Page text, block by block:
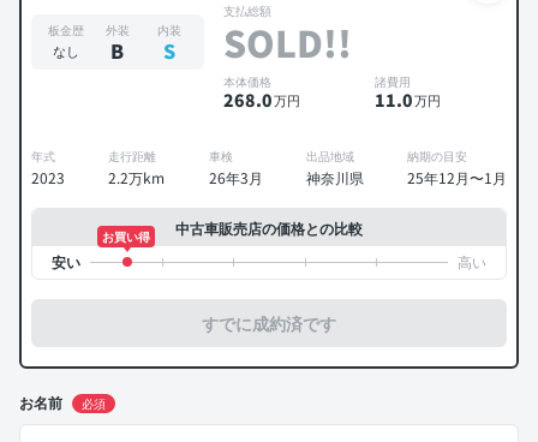
板金歴
なし
外装
B
内装
S
支払総額
SOLD!!
本体価格
268.0万円
諸費用
11.0万円
年式
2023
走行距離
2.2万km
車検
26年3月
出品地域
神奈川県
納期の目安
25年12月〜1月
中古車販売店の価格との比較
お買い得
すでに成約済です
お名前 必須